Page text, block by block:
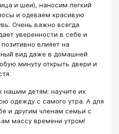
и шеи), наносим легкий
и одеваем красивую
Очень важно всегда
уверенности в себе и
влияет на
вид даже в домашней
минуту открыть двери и
нашим детям: научите их
одежду с самого утра. А для
и другим членам семьи с
массу времени утром!